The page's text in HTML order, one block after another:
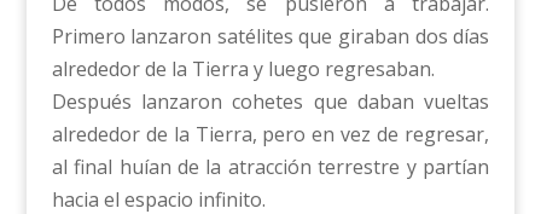
Primero lanzaron satélites que giraban dos días
alrededor de la Tierra y luego regresaban.
Después lanzaron cohetes que daban vueltas
alrededor de la Tierra, pero en vez de regresar,
al final huían de la atracción terrestre y partían
hacia el espacio infinito.